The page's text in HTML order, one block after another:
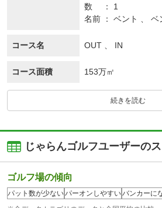
数
1
名前
ベント 、 ベ
コース名 OUT 、 IN
コース面積 153万㎡
続きを読む
じゃらんゴルフユーザーの
ゴルフ場の傾向
パット数が少ないパーオンしやすいバンカーに